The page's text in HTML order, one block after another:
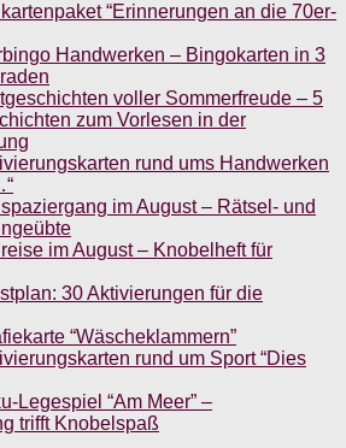
“Erinnerungen an die 70er-
Handwerken – Bingokarten in 3
voller Sommerfreude – 5
zum Vorlesen in der
rund ums Handwerken
im August – Rätsel- und
im August – Knobelheft für
30 Aktivierungen für die
“Wäscheklammern”
rund um Sport “Dies
Legespiel “Am Meer” –
trifft Knobelspaß